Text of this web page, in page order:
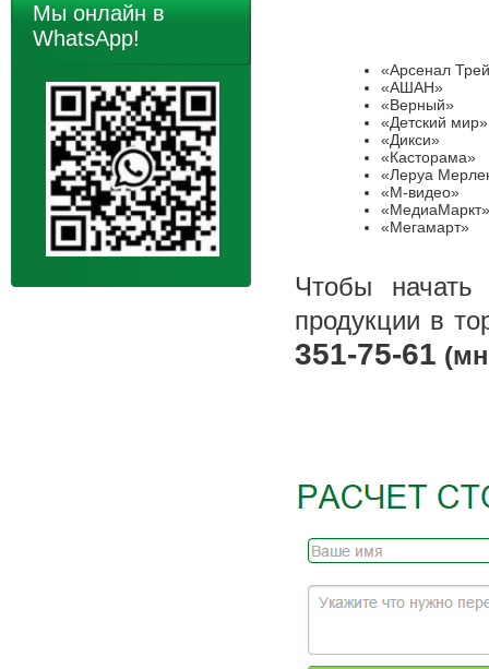
«Арсенал
«АШАН»
«Верный»
«Детский мир»
«Дикси»
«Касторама»
«Леруа
«М-видео»
«МедиаМаркт»
«Мегамарт»
Чтобы
продукции в
351-75-61
Мы онлайн в
WhatsApp!